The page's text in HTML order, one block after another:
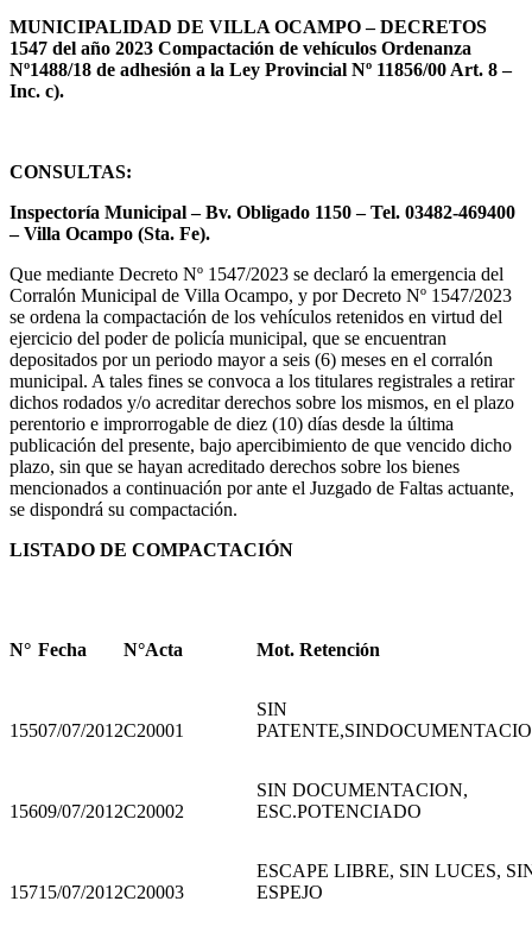
MUNICIPALIDAD DE VILLA OCAMPO – DECRETOS
1547 del año 2023 Compactación de vehículos Ordenanza
Nº1488/18 de adhesión a la Ley Provincial Nº 11856/00 Art. 8 –
Inc. c).
CONSULTAS:
Inspectoría Municipal – Bv. Obligado 1150 – Tel. 03482-469400
– Villa Ocampo (Sta. Fe).
Que mediante Decreto Nº 1547/2023 se declaró la emergencia del
Corralón Municipal de Villa Ocampo, y por Decreto Nº 1547/2023
se ordena la compactación de los vehículos retenidos en virtud del
ejercicio del poder de policía municipal, que se encuentran
depositados por un periodo mayor a seis (6) meses en el corralón
municipal. A tales fines se convoca a los titulares registrales a retirar
dichos rodados y/o acreditar derechos sobre los mismos, en el plazo
perentorio e improrrogable de diez (10) días desde la última
publicación del presente, bajo apercibimiento de que vencido dicho
plazo, sin que se hayan acreditado derechos sobre los bienes
mencionados a continuación por ante el Juzgado de Faltas actuante,
se dispondrá su compactación.
LISTADO DE COMPACTACIÓN
N° Fecha N°Acta Mot. Retención
15507/07/2012C20001
SIN
15609/07/2012C20002
SIN DOCUMENTACION,
ESC.POTENCIADO
15715/07/2012C20003
ESCAPE LIBRE, SIN LUCES,
ESPEJO